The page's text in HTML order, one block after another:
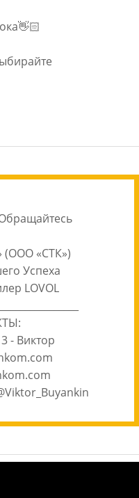
(ООО «СТК»)
Успеха
LOVOL
- Виктор